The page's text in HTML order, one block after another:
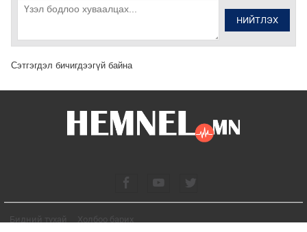
НИЙТЛЭХ
Сэтгэгдэл бичигдээгүй байна
Бидний тухай Холбоо барих